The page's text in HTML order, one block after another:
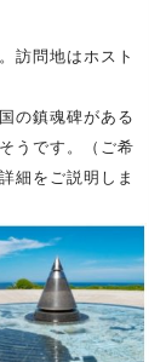
訪問地はホスト
の鎮魂碑がある
うです。（ご希
細をご説明しま